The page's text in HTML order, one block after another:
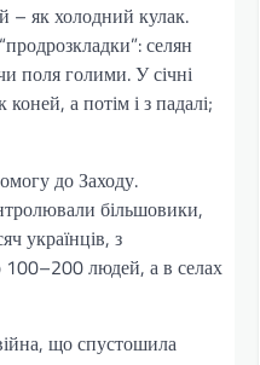
– як холодний кулак.
селян
поля голими. У січні
а потім і з падалі;
до Заходу.
більшовики,
українців, з
100–200 людей, а в селах
що спустошила